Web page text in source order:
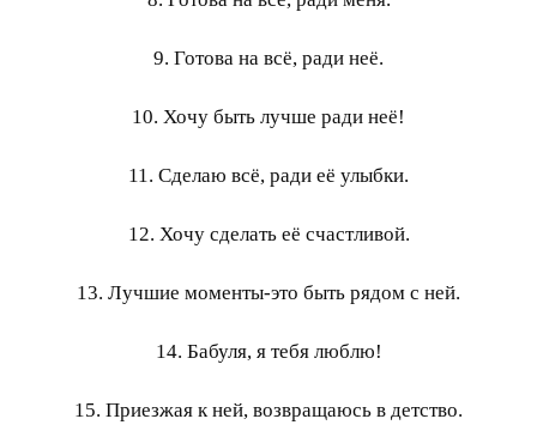
9. Готова на всё, ради неё.
10. Хочу быть лучше ради неё!
11. Сделаю всё, ради её улыбки.
12. Хочу сделать её счастливой.
13. Лучшие моменты-это быть рядом с ней.
14. Бабуля, я тебя люблю!
15. Приезжая к ней, возвращаюсь в детство.